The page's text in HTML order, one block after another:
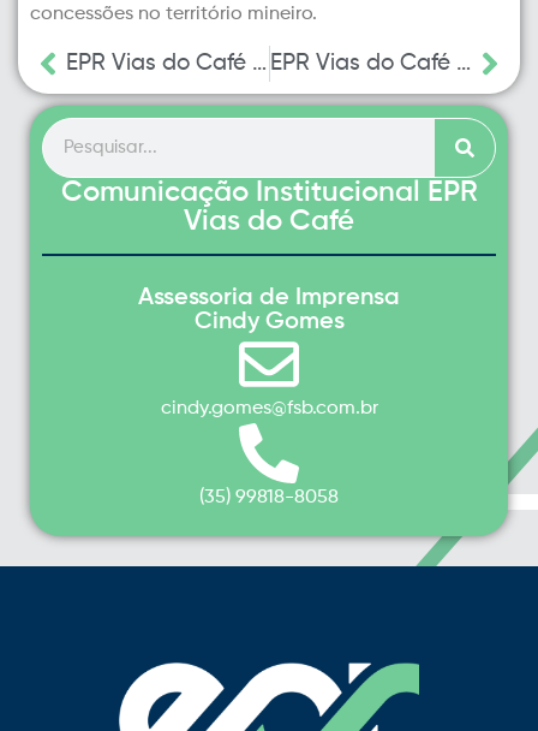
Comunicação Institucional EPR
Vias do Café
Assessoria de Imprensa
Cindy Gomes
cindy.gomes@fsb.com.br
(35) 99818-8058
concessões no território mineiro.
EPR Vias do Café inicia operação de forma educativa nas rodovias EPR Vias do Café lança calculadora para descontos de pedágio